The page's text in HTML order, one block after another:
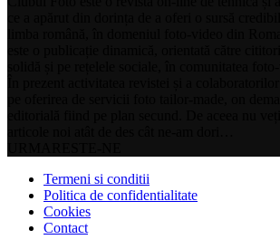
Termeni si conditii
Politica de confidentialitate
Cookies
Contact